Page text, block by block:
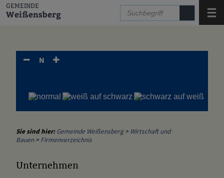
Zum Inhalt, zur Startseitespringen.
GEMEINDE
Weißensberg
N
Sie sind hier: Gemeinde Weißensberg> Wirtschaft und
Bauen>Firmenverzeichnis
Unternehmen